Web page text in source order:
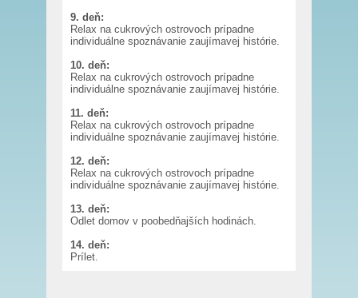
9. deň:
Relax na cukrových ostrovoch prípadne
individuálne spoznávanie zaujímavej histórie.
10. deň:
Relax na cukrových ostrovoch prípadne
individuálne spoznávanie zaujímavej histórie.
11. deň:
Relax na cukrových ostrovoch prípadne
individuálne spoznávanie zaujímavej histórie.
12. deň:
Relax na cukrových ostrovoch prípadne
individuálne spoznávanie zaujímavej histórie.
13. deň:
Odlet domov v poobedňajších hodinách.
14. deň:
Prílet.